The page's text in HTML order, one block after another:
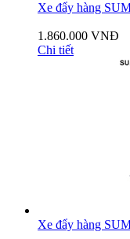
Xe đẩy hàng
1.860.000 VNĐ
Chi tiết
Xe đẩy hàng